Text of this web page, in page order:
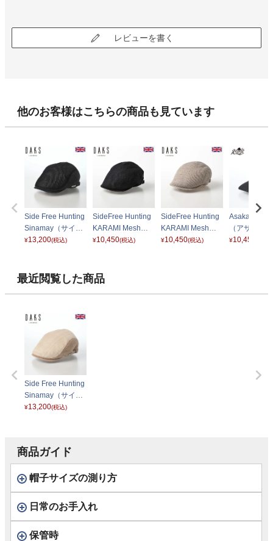
レビューを書く
他のお客様はこちらの商品も見ています
Side Free Hunting
Sinamay（サイド
フリーハンチング
¥13,200(税込)
SideFree Hunting
KARAMI Mesh
（サイドフリーハ
ブラック
¥10,450(税込)
SideFree Hunting
KARAMI Mesh
（サイドフリーハ
¥10,450(税込)
Asakarami
（アサカラ
ップ） ブラ
¥10,450
最近閲覧した商品
Side Free Hunting
Sinamay（サイド
フリーハンチング
¥13,200(税込)
商品ガイド
帽子サイズの測り方
日常のお手入れ
保管時